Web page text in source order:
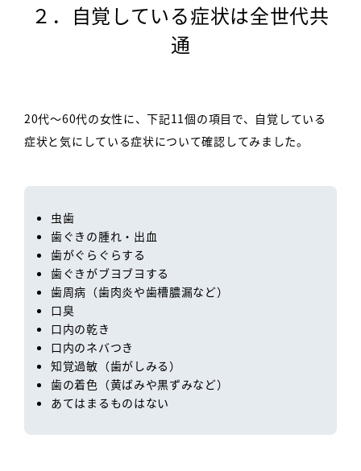
２．自覚している症状は全世代共
通
20代～60代の女性に、下記11個の項目で、自覚している
症状と気にしている症状について確認してみました。
虫歯
歯ぐきの腫れ・出血
歯がぐらぐらする
歯ぐきがブヨブヨする
歯周病（歯肉炎や歯槽膿漏など）
口臭
口内の乾き
口内のネバつき
知覚過敏（歯がしみる）
歯の着色（黄ばみや黒ずみなど）
あてはまるものはない